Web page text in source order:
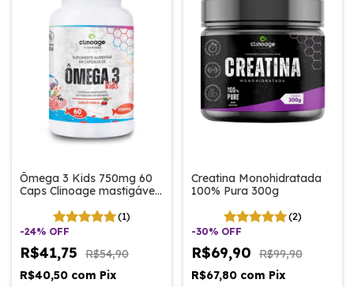
Ômega 3 Kids 750mg 60
Caps Clinoage mastigáveis
(1)
-24% OFF
R$41,75
R$54,90
R$40,50 com Pix
Creatina Monohidratada
100% Pura 300g
(2)
-30% OFF
R$69,90 R$99,90
R$67,80 com Pix